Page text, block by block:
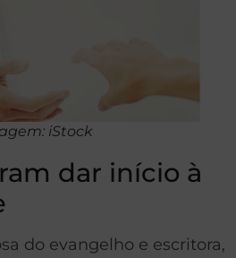
iStock
dar início à
do evangelho e escritora,